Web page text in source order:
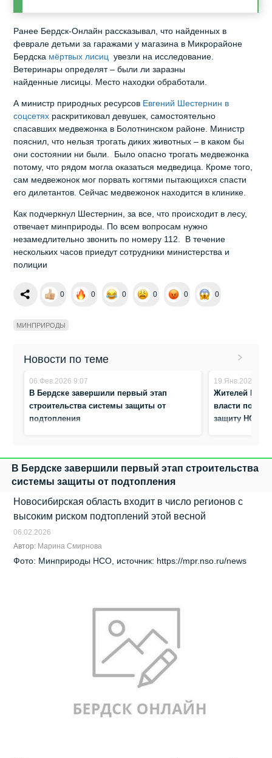
Ранее Бердск-Онлайн рассказывал, что найденных в
феврале детьми за гаражами у магазина в Микрорайоне
Бердска мёртвых лисиц увезли на исследование.
Ветеринары определят – были ли заразны
найденные лисицы. Место находки обработали.
А министр природных ресурсов Евгений Шестернин в
соцсетях раскритиковал девушек, самостоятельно
спасавших медвежонка в Болотнинском районе. Министр
пояснил, что нельзя трогать диких животных – в каком бы
они состоянии ни были. Было опасно трогать медвежонка
потому, что рядом могла оказаться медведица. Кроме того,
сам медвежонок мог порвать когтями пытающихся спасти
его дилетантов. Сейчас медвежонок находится в клинике.
Как подчеркнул Шестернин, за все, что происходит в лесу,
отвечает минприроды. По всем вопросам нужно
незамедлительно звонить по номеру 112. В течение
нескольких часов приедут сотрудники министерства и
полиции
0 0 0 0 0 0
МИНПРИРОДЫ
Новости по теме
06.Фев.2026 9:07
В Бердске завершили первый этап
строительства системы защиты от
подтопления
19.Янв.2026
Жителей
власти
защиту НСО
В Бердске завершили первый этап строительства
системы защиты от подтопления
Новосибирская область входит в число регионов с
высоким риском подтоплений этой весной
06.02.2026
Автор: Марина Смирнова
Фото: Минприроды НСО, источник: https://mpr.nso.ru/news